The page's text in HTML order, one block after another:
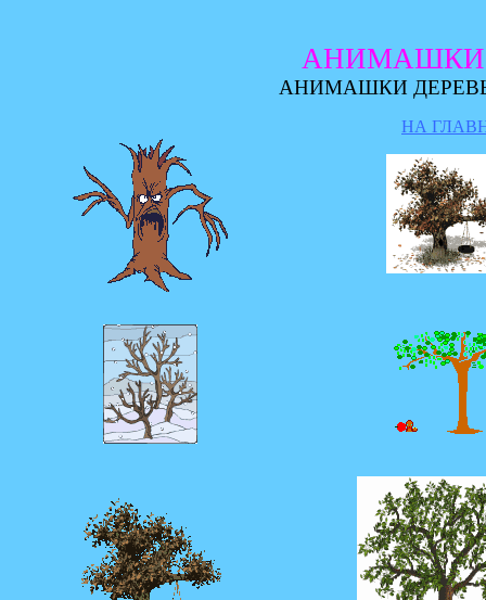
АНИМАШКИ
АНИМАШКИ
НА